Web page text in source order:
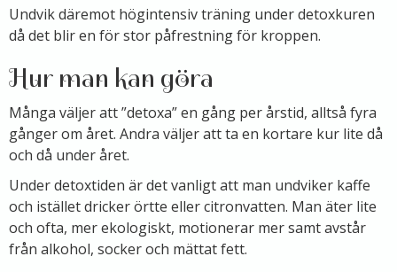
Undvik däremot högintensiv träning under detoxkuren
då det blir en för stor påfrestning för kroppen.
Hur man kan göra
Många väljer att ”detoxa” en gång per årstid, alltså fyra
gånger om året. Andra väljer att ta en kortare kur lite då
och då under året.
Under detoxtiden är det vanligt att man undviker kaffe
och istället dricker örtte eller citronvatten. Man äter lite
och ofta, mer ekologiskt, motionerar mer samt avstår
från alkohol, socker och mättat fett.